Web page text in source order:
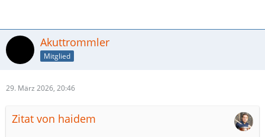
Akuttrommler
Mitglied
29. März 2026, 20:46
Zitat von haidem